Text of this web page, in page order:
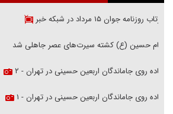
بازتاب روزنامه جوان ۱۵ مرداد در شبکه خبر
امام حسین (ع) کشته سیرت‌های عصر جاهلی شد
پیاده روی جاماندگان اربعین حسینی در تهران - ۲
پیاده روی جاماندگان اربعین حسینی در تهران - ۱